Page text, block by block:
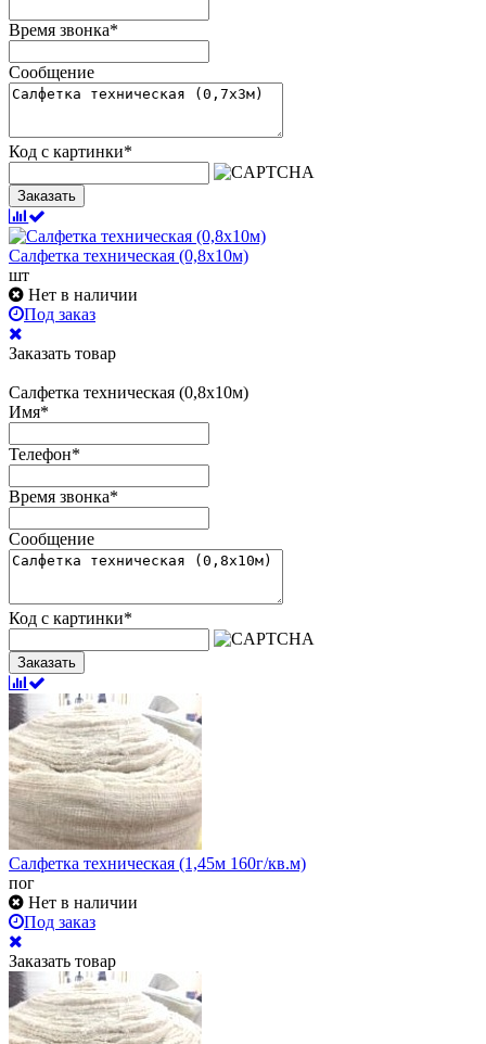
Время звонка*
Сообщение
Код с картинки*
Заказать
Салфетка техническая (0,8х10м)
шт
Нет в наличии
Под заказ
Заказать товар
Салфетка техническая (0,8х10м)
Имя*
Телефон*
Время звонка*
Сообщение
Код с картинки*
Заказать
Салфетка техническая (1,45м 160г/кв.м)
пог
Нет в наличии
Под заказ
Заказать товар